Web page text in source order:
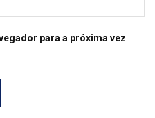
para a próxima vez